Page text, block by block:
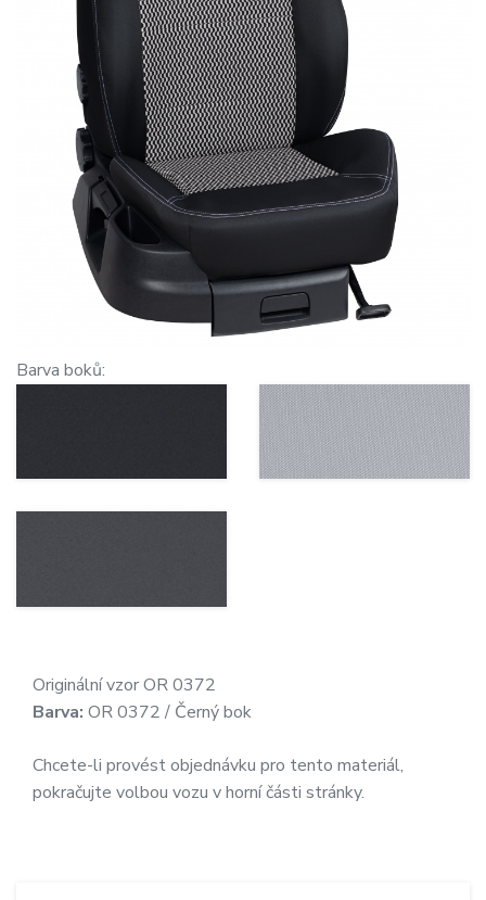
Barva boků:
Originální vzor OR 0372
Barva: OR 0372 / Černý bok
Chcete-li provést objednávku pro tento materiál,
pokračujte volbou vozu v horní části stránky.